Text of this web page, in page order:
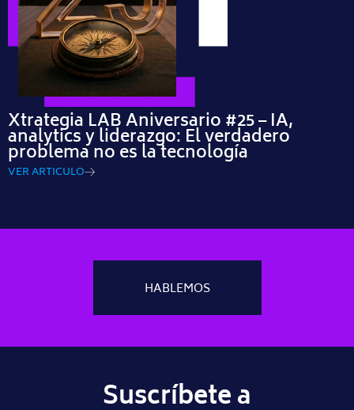
Xtrategia LAB Aniversario #25 – IA,
analytics y liderazgo: El verdadero
problema no es la tecnología
VER ARTICULO
HABLEMOS
Suscríbete a